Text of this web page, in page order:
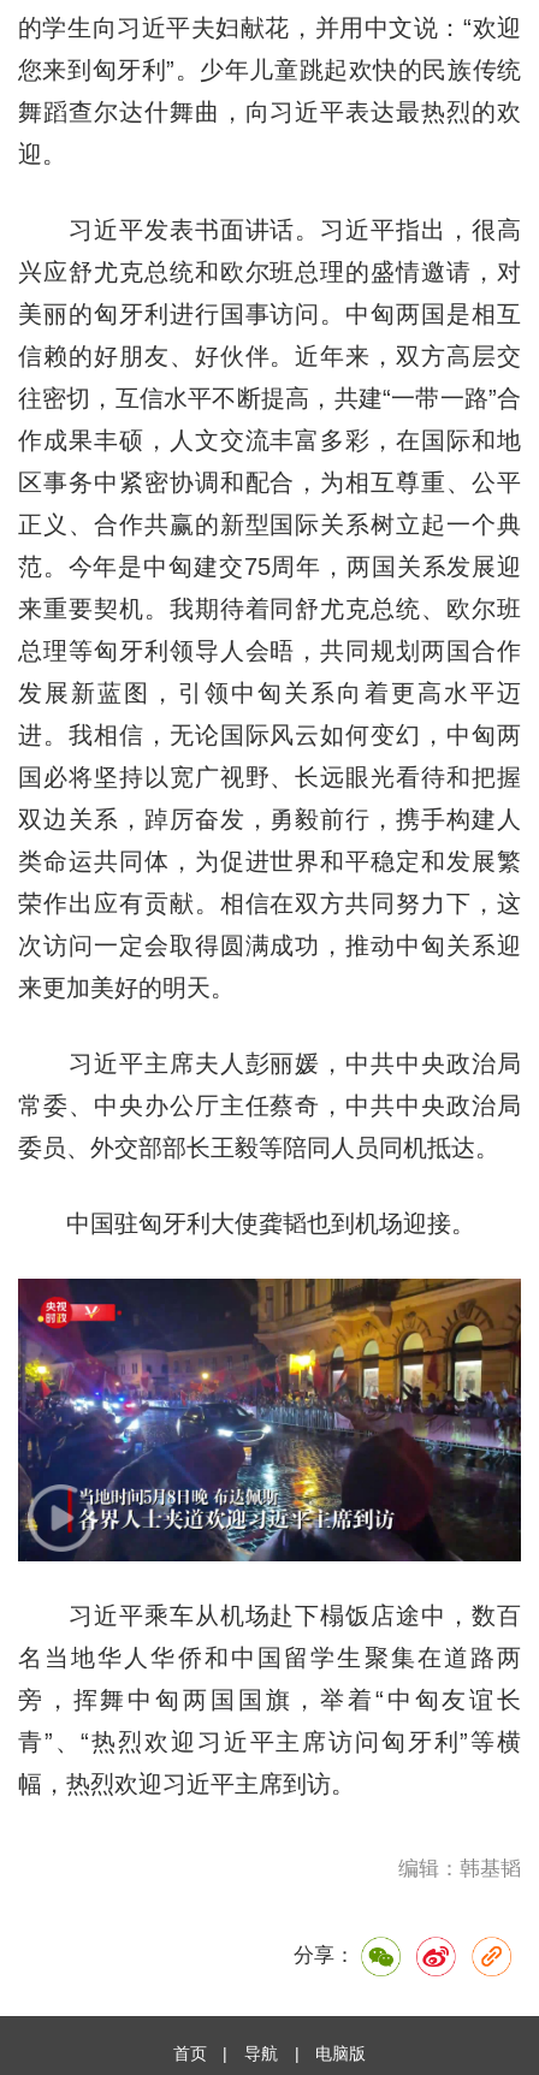
的学生向习近平夫妇献花，并用中文说：“欢迎
您来到匈牙利”。少年儿童跳起欢快的民族传统
舞蹈查尔达什舞曲，向习近平表达最热烈的欢
迎。
习近平发表书面讲话。习近平指出，很高
兴应舒尤克总统和欧尔班总理的盛情邀请，对
美丽的匈牙利进行国事访问。中匈两国是相互
信赖的好朋友、好伙伴。近年来，双方高层交
往密切，互信水平不断提高，共建“一带一路”合
作成果丰硕，人文交流丰富多彩，在国际和地
区事务中紧密协调和配合，为相互尊重、公平
正义、合作共赢的新型国际关系树立起一个典
范。今年是中匈建交75周年，两国关系发展迎
来重要契机。我期待着同舒尤克总统、欧尔班
总理等匈牙利领导人会晤，共同规划两国合作
发展新蓝图，引领中匈关系向着更高水平迈
进。我相信，无论国际风云如何变幻，中匈两
国必将坚持以宽广视野、长远眼光看待和把握
双边关系，踔厉奋发，勇毅前行，携手构建人
类命运共同体，为促进世界和平稳定和发展繁
荣作出应有贡献。相信在双方共同努力下，这
次访问一定会取得圆满成功，推动中匈关系迎
来更加美好的明天。
习近平主席夫人彭丽媛，中共中央政治局
常委、中央办公厅主任蔡奇，中共中央政治局
委员、外交部部长王毅等陪同人员同机抵达。
中国驻匈牙利大使龚韬也到机场迎接。
习近平乘车从机场赴下榻饭店途中，数百
名当地华人华侨和中国留学生聚集在道路两
旁，挥舞中匈两国国旗，举着“中匈友谊长
青”、“热烈欢迎习近平主席访问匈牙利”等横
幅，热烈欢迎习近平主席到访。
编辑：韩基韬
分享：
首页 | 导航 | 电脑版